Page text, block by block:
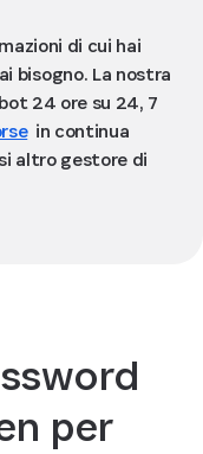
di cui hai
bisogno. La nostra
24 ore su 24, 7
in continua
altro gestore di
per